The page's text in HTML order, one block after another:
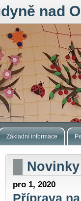
nad
Základní informace
Novinky
pro 1, 2020
Příprava